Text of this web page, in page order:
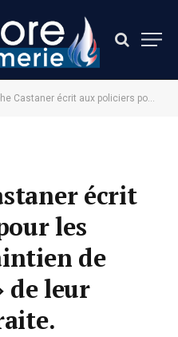
aux policiers pour les assurer du maintien de « spécificités » de leur régime de retraite.
écrit
les
de
de leur